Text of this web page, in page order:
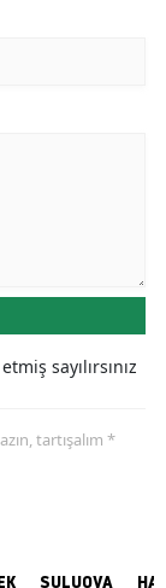
sayılırsınız
tartışalım *
SULUOVA